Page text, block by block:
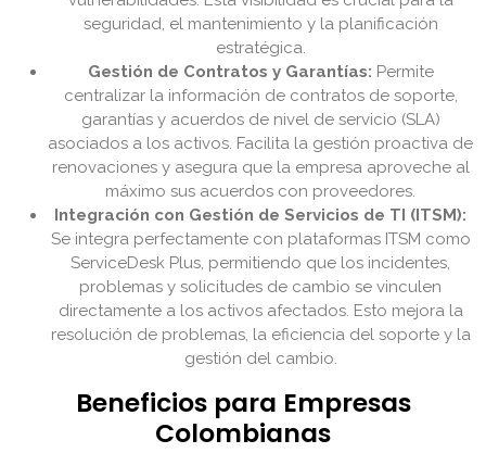
seguridad, el mantenimiento y la planificación
estratégica.
Gestión de Contratos y Garantías: Permite
centralizar la información de contratos de soporte,
garantías y acuerdos de nivel de servicio (SLA)
asociados a los activos. Facilita la gestión proactiva de
renovaciones y asegura que la empresa aproveche al
máximo sus acuerdos con proveedores.
Integración con Gestión de Servicios de TI (ITSM):
Se integra perfectamente con plataformas ITSM como
ServiceDesk Plus, permitiendo que los incidentes,
problemas y solicitudes de cambio se vinculen
directamente a los activos afectados. Esto mejora la
resolución de problemas, la eficiencia del soporte y la
gestión del cambio.
Beneficios para Empresas
Colombianas